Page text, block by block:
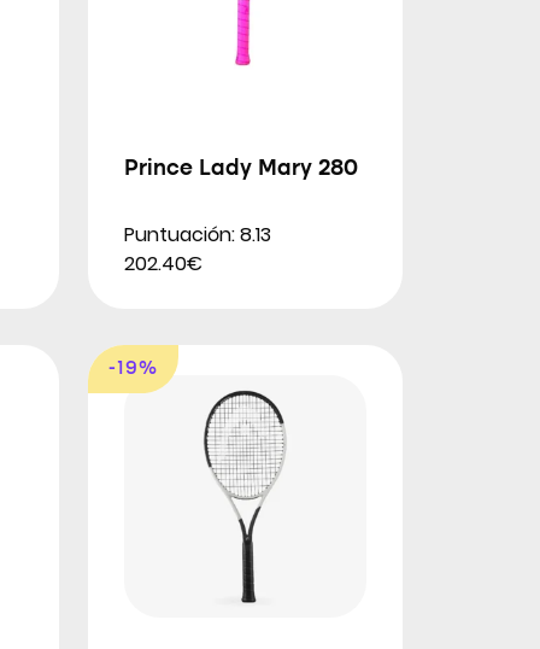
Prince Lady Mary 280
Puntuación: 8.13
202.40€
-19%